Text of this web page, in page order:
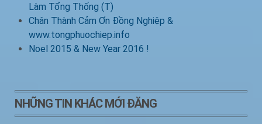
Làm Tổng Thống (T)
Chân Thành Cảm Ơn Đồng Nghiệp &
www.tongphuochiep.info
Noel 2015 & New Year 2016 !
NHỮNG TIN KHÁC MỚI ĐĂNG